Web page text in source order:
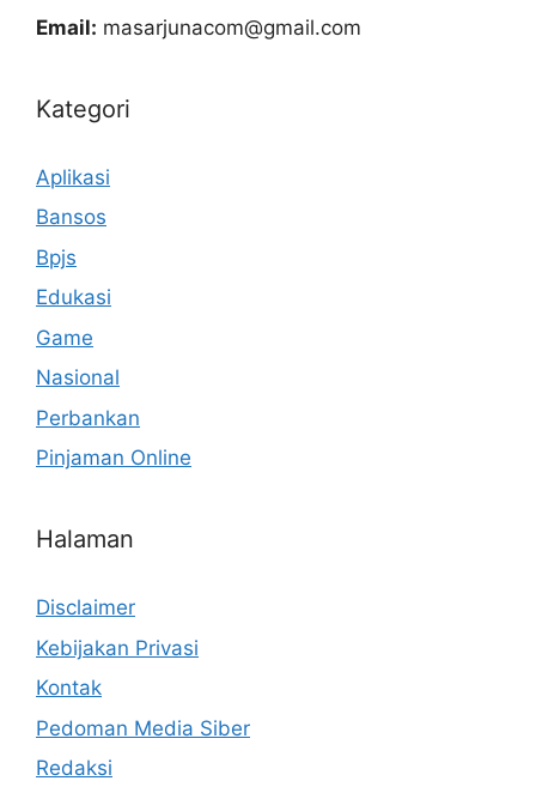
Email: masarjunacom@gmail.com
Kategori
Aplikasi
Bansos
Bpjs
Edukasi
Game
Nasional
Perbankan
Pinjaman Online
Halaman
Disclaimer
Kebijakan Privasi
Kontak
Pedoman Media Siber
Redaksi